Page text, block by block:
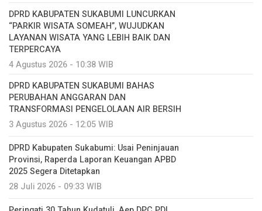
DPRD KABUPATEN SUKABUMI LUNCURKAN
“PARKIR WISATA SOMEAH”, WUJUDKAN
LAYANAN WISATA YANG LEBIH BAIK DAN
TERPERCAYA
4 Agustus 2026 - 10:38 WIB
DPRD KABUPATEN SUKABUMI BAHAS
PERUBAHAN ANGGARAN DAN
TRANSFORMASI PENGELOLAAN AIR BERSIH
3 Agustus 2026 - 12:05 WIB
DPRD Kabupaten Sukabumi: Usai Peninjauan
Provinsi, Raperda Laporan Keuangan APBD
2025 Segera Ditetapkan
28 Juli 2026 - 09:33 WIB